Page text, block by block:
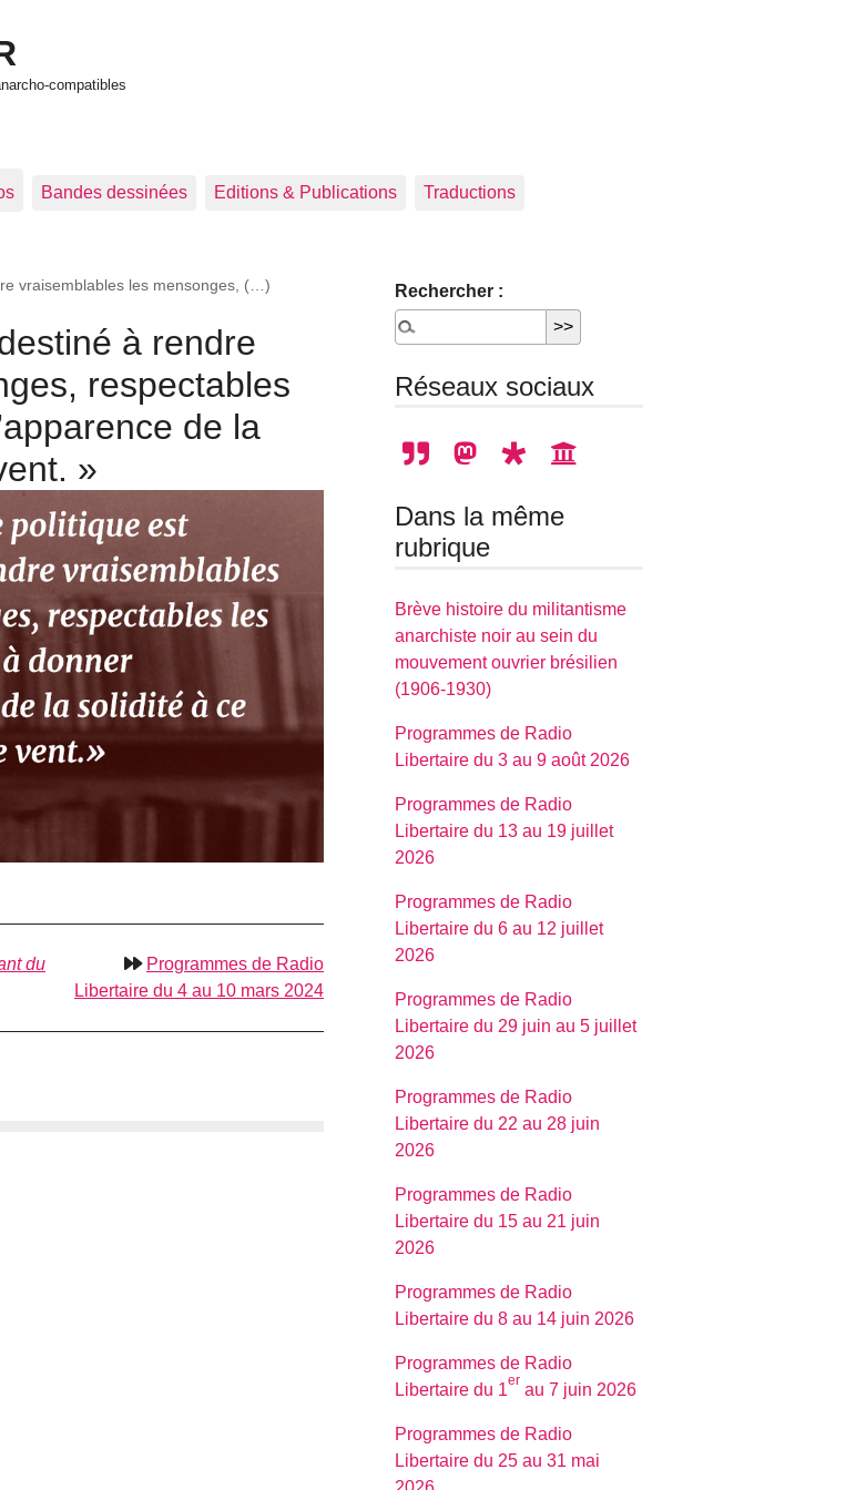
compatibles
Bandes dessinées Editions & Publications Traductions
vraisemblables les mensonges, (…)
à rendre
respectables
de la
du
Programmes de Radio
Libertaire du 4 au 10 mars 2024
Rechercher :
Réseaux sociaux
Dans la même
rubrique
Brève histoire du militantisme
anarchiste noir au sein du
mouvement ouvrier brésilien
(1906-1930)
Programmes de Radio
Libertaire du 3 au 9 août 2026
Programmes de Radio
Libertaire du 13 au 19 juillet
2026
Programmes de Radio
Libertaire du 6 au 12 juillet
2026
Programmes de Radio
Libertaire du 29 juin au 5 juillet
2026
Programmes de Radio
Libertaire du 22 au 28 juin
2026
Programmes de Radio
Libertaire du 15 au 21 juin
2026
Programmes de Radio
Libertaire du 8 au 14 juin 2026
Programmes de Radio
Libertaire du 1
er
au 7 juin 2026
Programmes de Radio
Libertaire du 25 au 31 mai